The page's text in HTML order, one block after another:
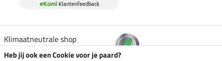
eKomi Klantenfeedback
Klimaatneutrale shop
Heb jij ook een Cookie voor je paard?